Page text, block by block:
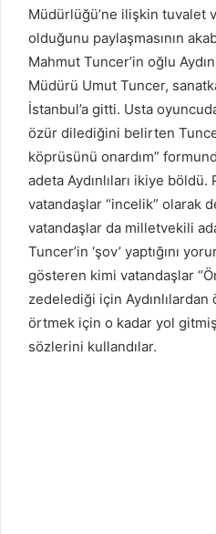
Müdürlüğü’ne ilişkin tuvalet
olduğunu paylaşmasının
Mahmut Tuncer’in oğlu
Müdürü Umut Tuncer,
İstanbul’a gitti. Usta
özür dilediğini belirten
köprüsünü onardım”
adeta Aydınlıları ikiye böldü.
vatandaşlar “incelik” olarak
vatandaşlar da milletvekili
Tuncer’in ‘şov’ yaptığını
gösteren kimi vatandaşlar
zedelediği için Aydınlılardan
örtmek için o kadar yol
sözlerini kullandılar.